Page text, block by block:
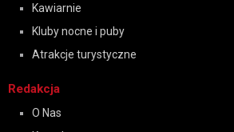
Kawiarnie
Kluby nocne i puby
Atrakcje turystyczne
Redakcja
O Nas